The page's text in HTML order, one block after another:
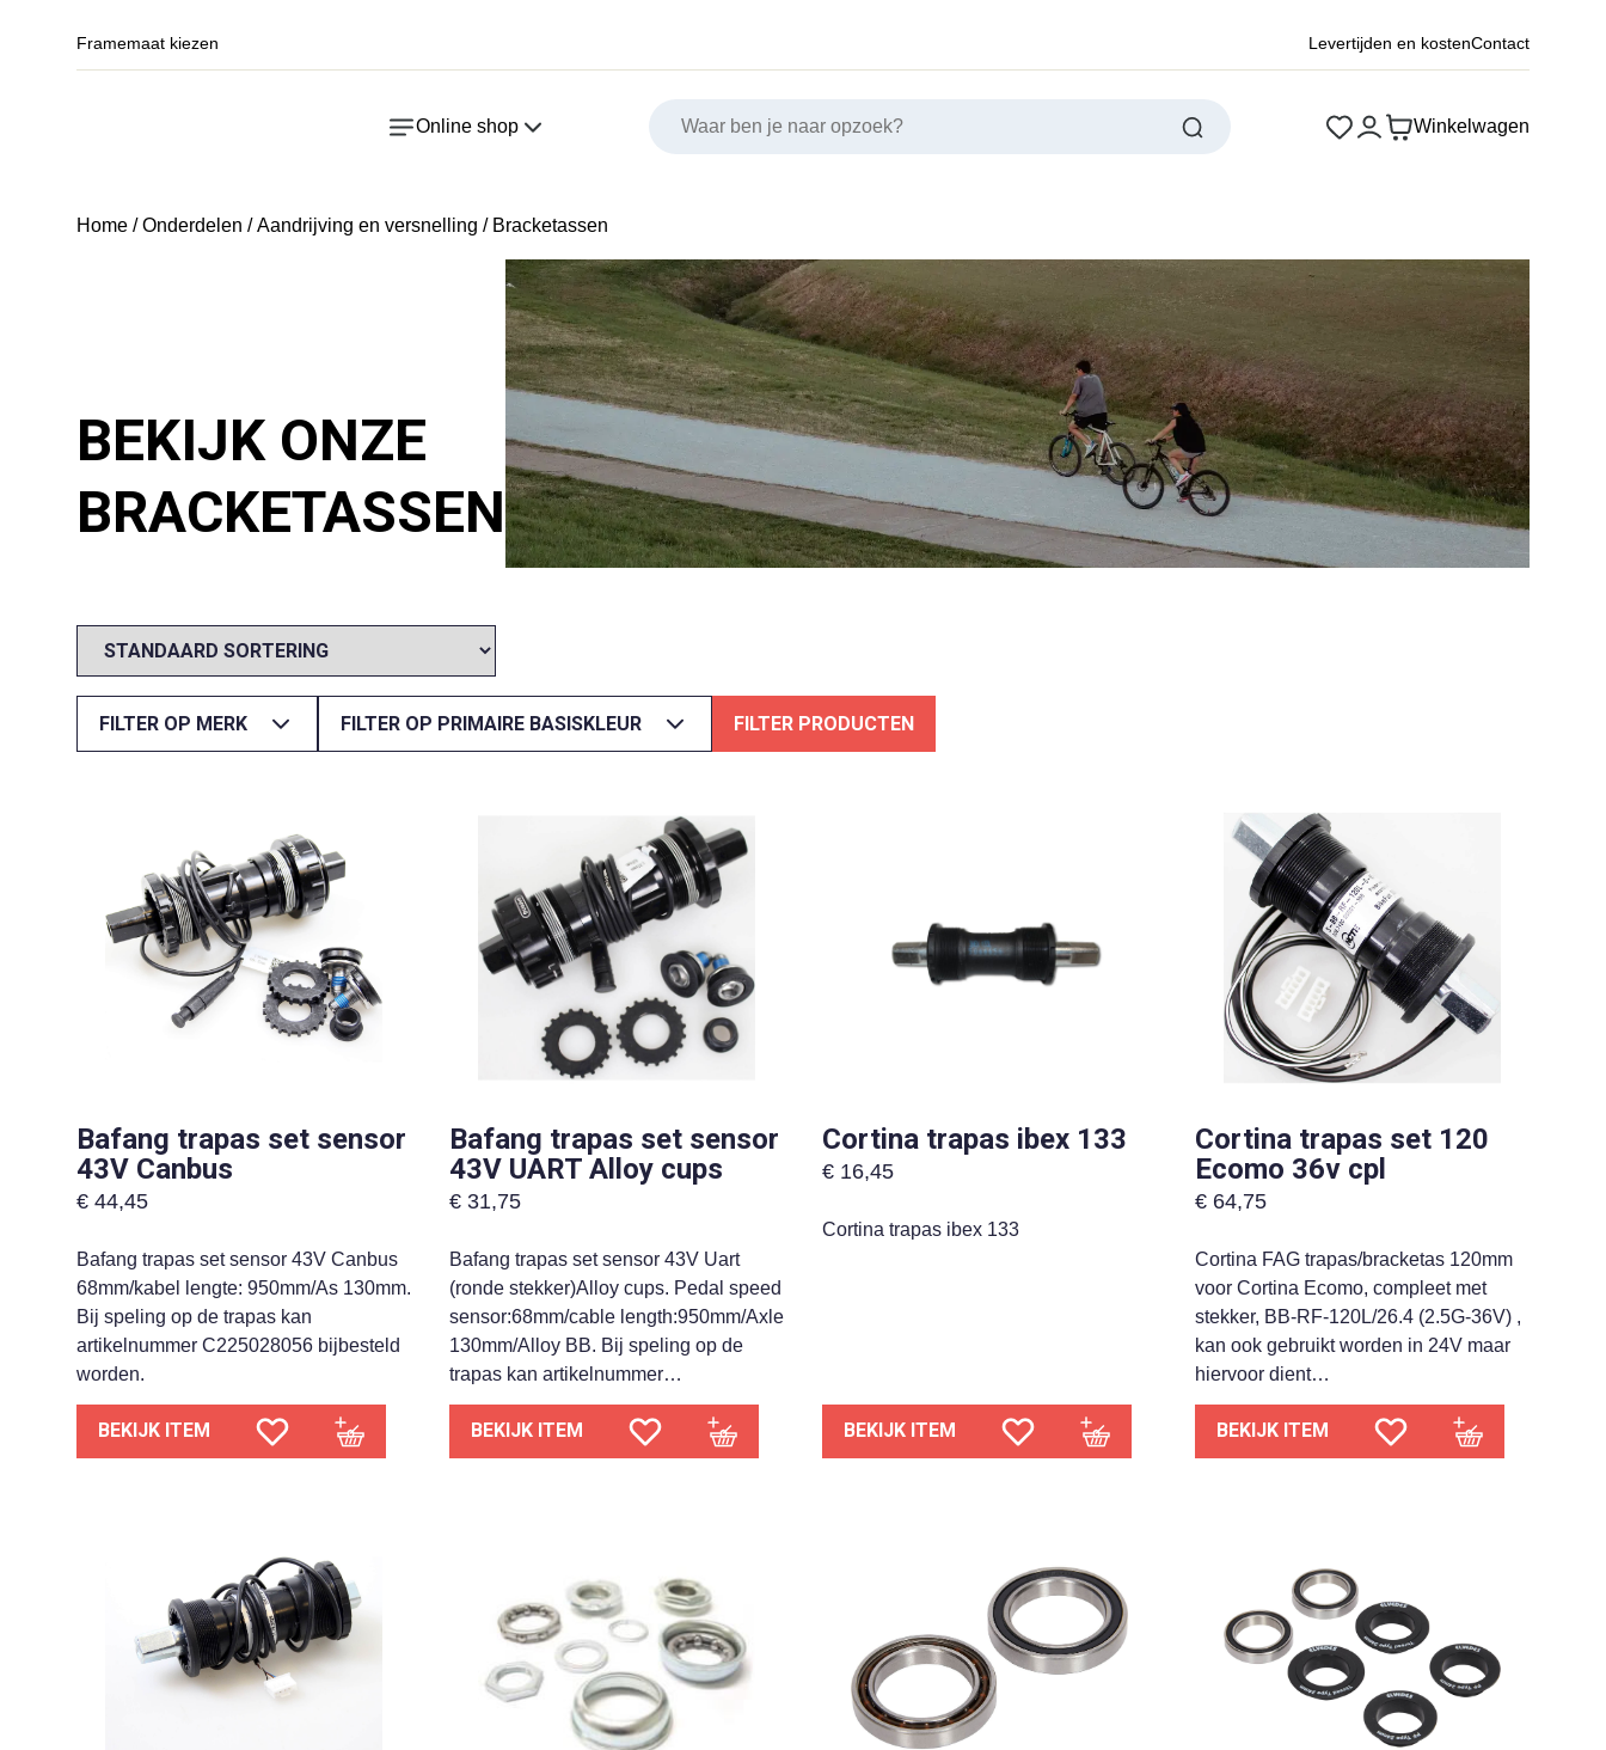
Framemaat kiezen Levertijden en kostenContact
Online shop Winkelwagen
Home /Onderdelen /Aandrijving en versnelling / Bracketassen
BEKIJK ONZE
BRACKETASSEN
FILTER OP MERK FILTER OP PRIMAIRE BASISKLEUR FILTER PRODUCTEN
Bafang trapas set sensor
43V Canbus
€ 44,45
Bafang trapas set sensor 43V Canbus
68mm/kabel lengte: 950mm/As 130mm.
Bij speling op de trapas kan
artikelnummer C225028056 bijbesteld
worden.
BEKIJK ITEM
Bafang trapas set sensor
43V UART Alloy cups
€ 31,75
Bafang trapas set sensor 43V Uart
(ronde stekker)Alloy cups. Pedal speed
sensor:68mm/cable length:950mm/Axle
130mm/Alloy BB. Bij speling op de
trapas kan artikelnummer…
BEKIJK ITEM
Cortina trapas ibex 133
€ 16,45
Cortina trapas ibex 133
BEKIJK ITEM
Cortina trapas set 120
Ecomo 36v cpl
€ 64,75
Cortina FAG trapas/bracketas 120mm
voor Cortina Ecomo, compleet met
stekker, BB-RF-120L/26.4 (2.5G-36V) ,
kan ook gebruikt worden in 24V maar
hiervoor dient…
BEKIJK ITEM